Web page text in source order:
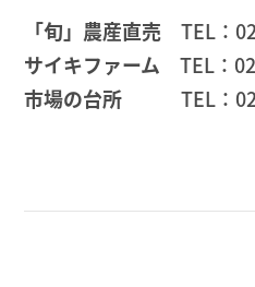
「旬」農産直売TEL：
サイキファーム TEL：
市場の台所TEL：022-